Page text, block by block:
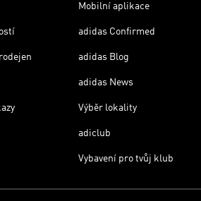
Mobilní aplikace
adidas Confirmed
adidas Blog
adidas News
Výběr lokality
adiclub
Vybavení pro tvůj klub